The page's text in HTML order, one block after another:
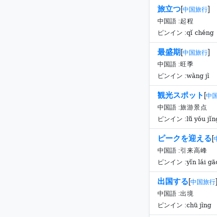
旅立つ[中国旅行]
中国語 :起程
ピンイン :qǐ chéng
最盛期 [中国旅行]
中国語 :旺季
ピンイン :wàng jì
観光スポット [中
中国語 :旅游景点
ピンイン :lǚ yóu
ピークを迎える[
中国語 :引来高峰
ピンイン :yǐn lái
出国する[中国旅行]
中国語 :出境
ピンイン :chū jìng